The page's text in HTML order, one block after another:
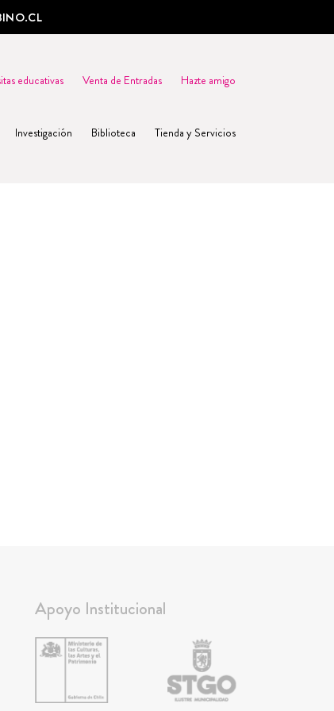
educativas Venta de Entradas Hazte amigo
Investigación Biblioteca Tienda y Servicios
Apoyo Institucional